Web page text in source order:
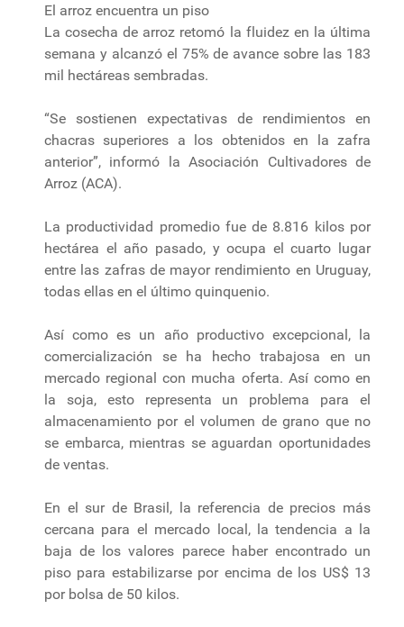
El arroz encuentra un piso
La cosecha de arroz retomó la fluidez en la última
semana y alcanzó el 75% de avance sobre las 183
mil hectáreas sembradas.
“Se sostienen expectativas de rendimientos en
chacras superiores a los obtenidos en la zafra
anterior”, informó la Asociación Cultivadores de
Arroz (ACA).
La productividad promedio fue de 8.816 kilos por
hectárea el año pasado, y ocupa el cuarto lugar
entre las zafras de mayor rendimiento en Uruguay,
todas ellas en el último quinquenio.
Así como es un año productivo excepcional, la
comercialización se ha hecho trabajosa en un
mercado regional con mucha oferta. Así como en
la soja, esto representa un problema para el
almacenamiento por el volumen de grano que no
se embarca, mientras se aguardan oportunidades
de ventas.
En el sur de Brasil, la referencia de precios más
cercana para el mercado local, la tendencia a la
baja de los valores parece haber encontrado un
piso para estabilizarse por encima de los US$ 13
por bolsa de 50 kilos.